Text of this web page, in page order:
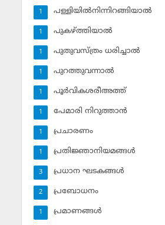
പള്ളിയില്‍നിന്നിറങ്ങിയാല്‍
1
പുകഴ്ത്തിയാല്‍
1
പുതുവസ്ത്രം ധരിച്ചാല്‍
1
പുറത്തുവന്നാല്‍
1
പൂര്‍വികശരീഅത്ത്
1
പേമാരി നിറുത്താന്‍
1
പ്രചാരണം
1
പ്രതിജ്ഞാനിയമങ്ങള്‍
1
പ്രധാന ഘടകങ്ങള്‍
3
പ്രബോധനം
2
പ്രമാണങ്ങള്‍
1